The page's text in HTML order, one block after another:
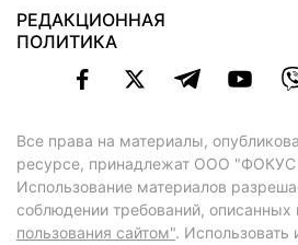
РЕДАКЦИОННАЯ
ПОЛИТИКА
Все права на материалы,
ресурсе, принадлежат ООО
Использование материалов
соблюдении требований, описанных
пользования сайтом".